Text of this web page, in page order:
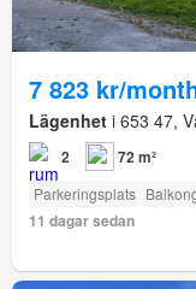
7 823 kr/
Lägenhet i 653 47,
2 72 m²
Parkeringsplats
11 dagar sedan